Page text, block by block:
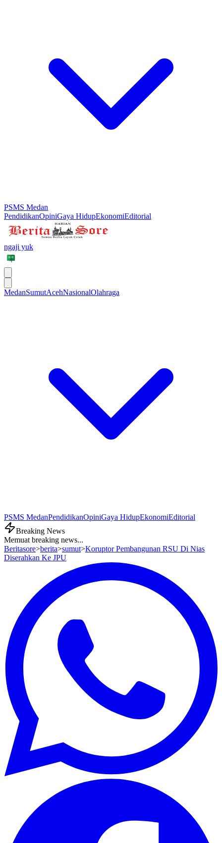
PSMS Medan
PendidikanOpiniGaya HidupEkonomiEditorial
ngaji yuk
MedanSumutAcehNasionalOlahraga
PSMS MedanPendidikanOpiniGaya HidupEkonomiEditorial
Breaking News
Memuat breaking news...
Beritasore>berita>sumut>Koruptor Pembangunan RSU Di Nias
Diserahkan Ke JPU